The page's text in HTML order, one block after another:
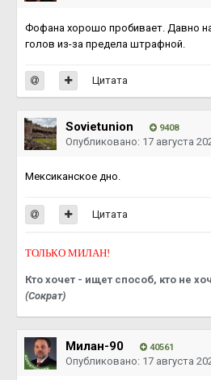
Фофана хорошо пробивает. Давно
голов из-за предела штрафной.
Цитата
Sovietunion 9408
Опубликовано: 17 августа
Мексиканское дно.
Цитата
ТОЛЬКО МИЛАН!
Кто хочет - ищет способ, кто не
(Сократ)
Милан-90 40561
Опубликовано: 17 августа